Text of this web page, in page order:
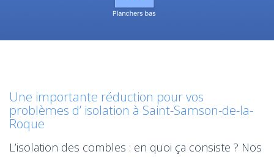
Une importante réduction pour vos
problèmes d’ isolation à Saint-Samson-de-la-
Roque
L’isolation des combles : en quoi ça consiste ? Nos